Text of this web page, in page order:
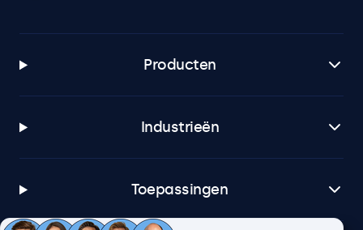
Producten
Industrieën
Toepassingen